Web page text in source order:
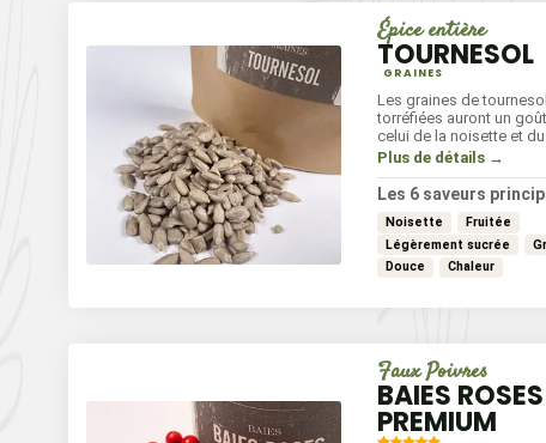
Épice entière
TOURNESOL
GRAINES
Les graines de
torréfiées auront un
celui de la noisette et
Plus de détails →
Les 6 saveurs
Noisette
Fruitée
Légèrement sucrée
Douce
Chaleur
Faux Poivres
BAIES ROSES
PREMIUM